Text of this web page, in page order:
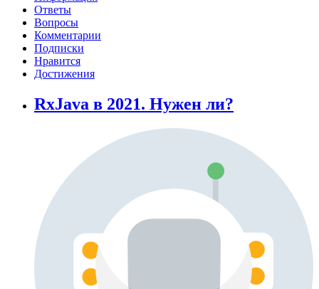
Ответы
Вопросы
Комментарии
Подписки
Нравится
Достижения
RxJava в 2021. Нужен ли?